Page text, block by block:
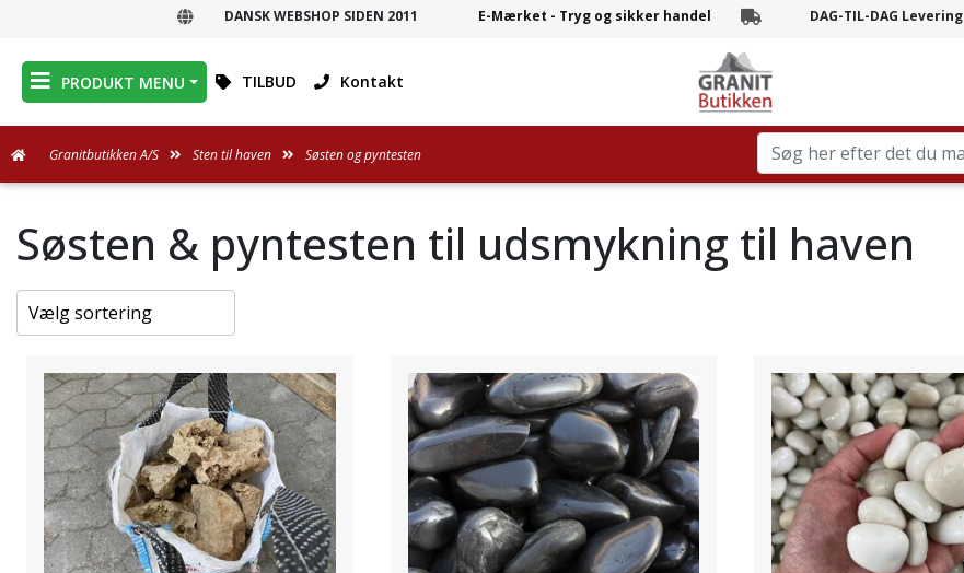
Søsten & pyntesten til udsmykning til haven
DANSK WEBSHOP
DANSK WEBSHOP SIDEN 2011 E-Mærket - Tryg og sikker handel Branchens hurtigste levering
DAG-TIL-DAG Levering
PRODUKT MENU TILBUD Kontakt
Granitbutikken A/S Sten til haven Søsten og pyntesten